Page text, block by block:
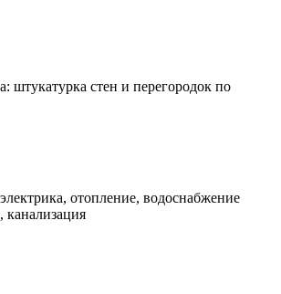
штукатурка стен и перегородок по
отопление, водоснабжение
канализация